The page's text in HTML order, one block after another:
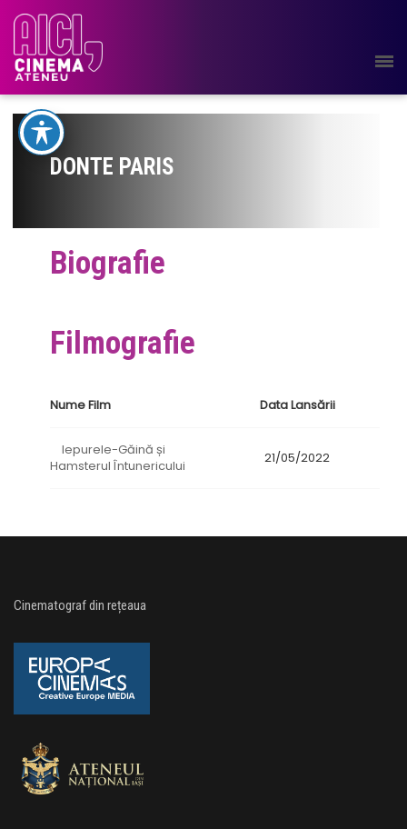
DONTE PARIS
Biografie
Filmografie
Nume Film Data Lansării
Iepurele-Găină și
Hamsterul Întunericului
21/05/2022
Cinematograf din rețeaua